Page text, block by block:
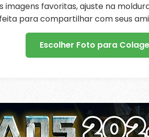
imagens favoritas, ajuste na
para compartilhar com seus
Escolher Foto para